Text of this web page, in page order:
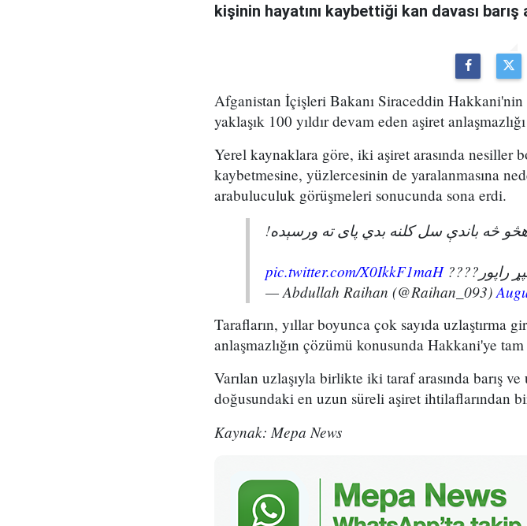
kişinin hayatını kaybettiği kan davası
Afganistan İçişleri Bakanı Siraceddin
yaklaşık 100 yıldır devam eden aşiret
Yerel kaynaklara göre, iki aşiret arasında nesiller
kaybetmesine, yüzlercesinin de yaralanmasına
arabuluculuk görüşmeleri sonucunda sona erdi.
څه باندې سل کلنه بدي پای ته ورسېده!
راپور????pic.twitter.com/X0IkkF1maH
— Abdullah Raihan (@Raihan_093)
Tarafların, yıllar boyunca çok sayıda uzlaştırma
anlaşmazlığın çözümü konusunda Hakkani'ye
Varılan uzlaşıyla birlikte iki taraf arasında barış ve
doğusundaki en uzun süreli aşiret ihtilaflarından
Kaynak: Mepa News